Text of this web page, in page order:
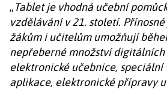
„Tablet je vhodná učební
vzdělávání v 21. století.
žákům i učitelům umožňují
nepřeberné množství
elektronické učebnice, speciální
aplikace, elektronické přípravy